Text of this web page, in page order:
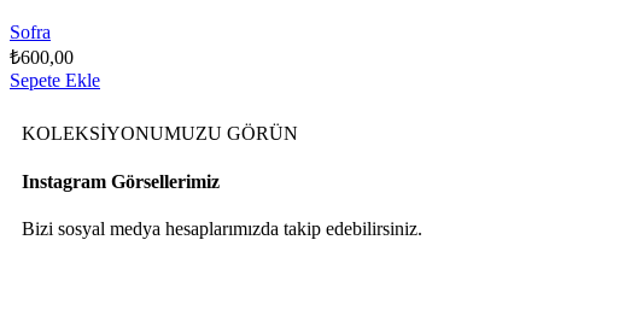
Sofra
₺600,00
Sepete Ekle
KOLEKSİYONUMUZU GÖRÜN
Instagram Görsellerimiz
Bizi sosyal medya hesaplarımızda takip edebilirsiniz.